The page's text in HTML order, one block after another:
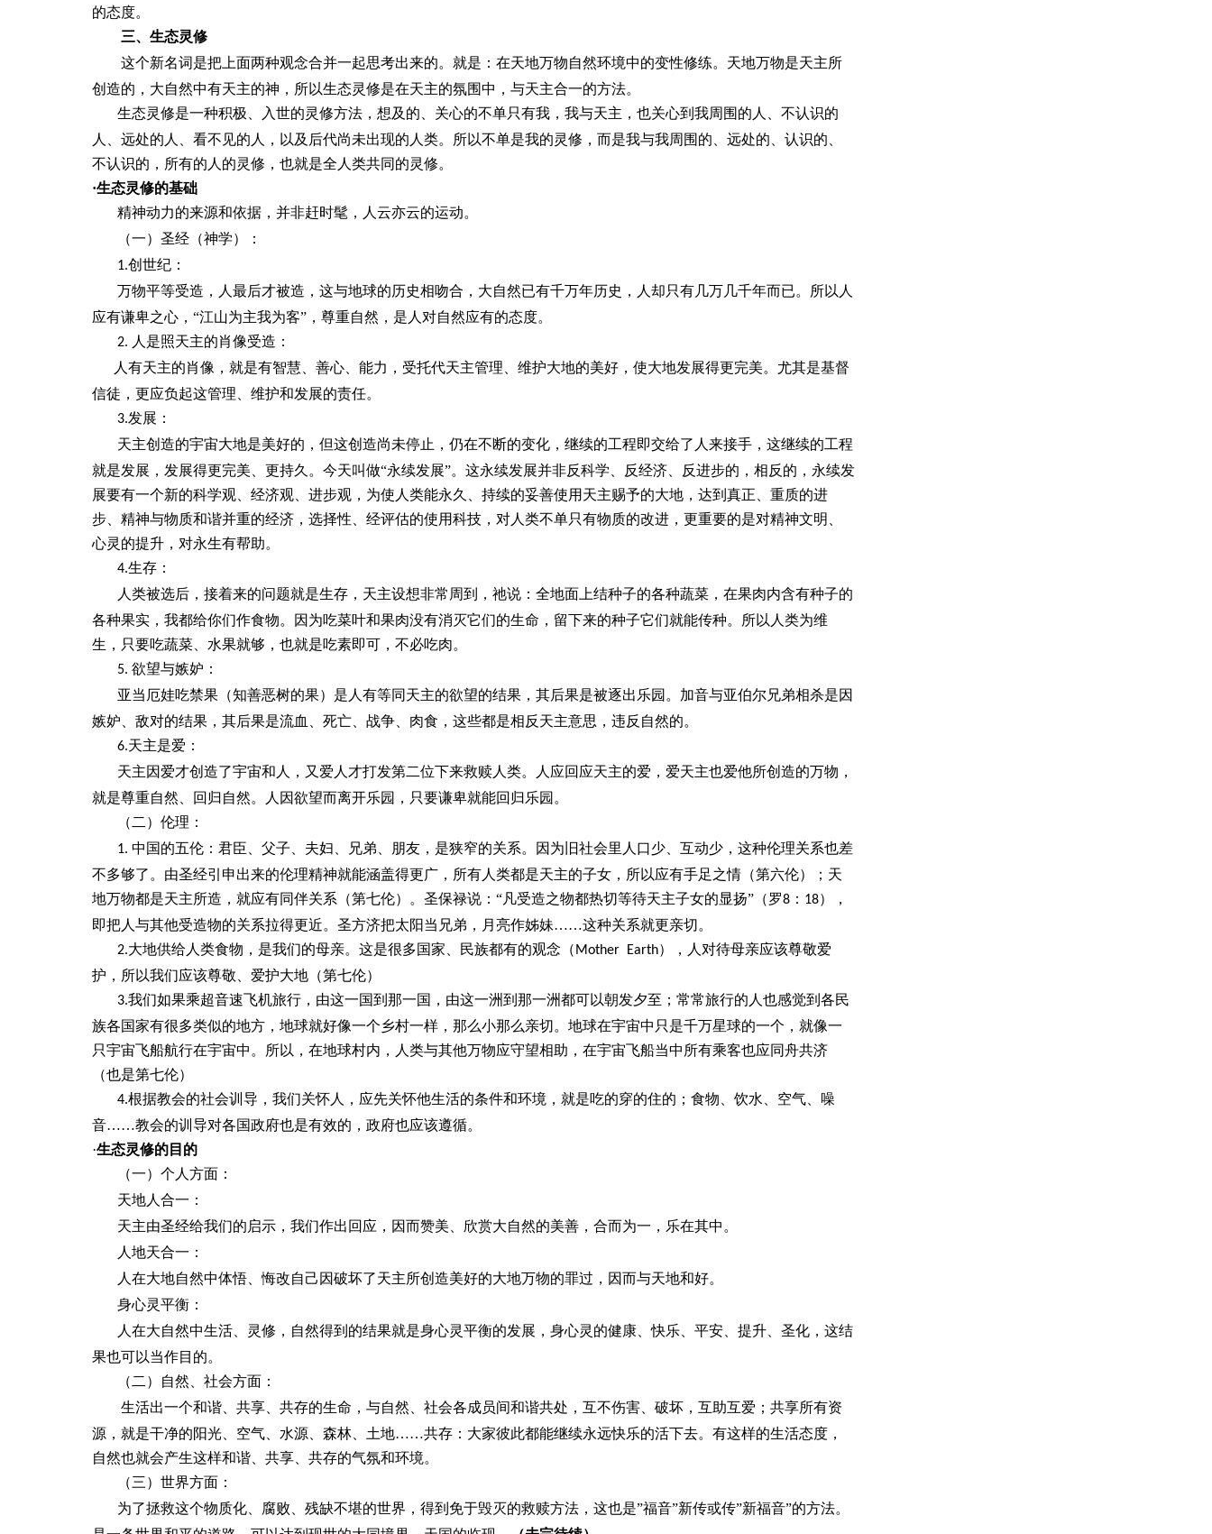
的态度。
三、生态灵修
这个新名词是把上面两种观念合并一起思考出来的。就是：在天地万物自然环境中的变性修练。天地万物是天主所
创造的，大自然中有天主的神，所以生态灵修是在天主的氛围中，与天主合一的方法。
生态灵修是一种积极、入世的灵修方法，想及的、关心的不单只有我，我与天主，也关心到我周围的人、不认识的
人、远处的人、看不见的人，以及后代尚未出现的人类。所以不单是我的灵修，而是我与我周围的、远处的、认识的、
不认识的，所有的人的灵修，也就是全人类共同的灵修。
·生态灵修的基础
精神动力的来源和依据，并非赶时髦，人云亦云的运动。
（一）圣经（神学）：
1.创世纪：
万物平等受造，人最后才被造，这与地球的历史相吻合，大自然已有千万年历史，人却只有几万几千年而已。所以人
应有谦卑之心，“江山为主我为客”，尊重自然，是人对自然应有的态度。
2. 人是照天主的肖像受造：
人有天主的肖像，就是有智慧、善心、能力，受托代天主管理、维护大地的美好，使大地发展得更完美。尤其是基督
信徒，更应负起这管理、维护和发展的责任。
3.发展：
天主创造的宇宙大地是美好的，但这创造尚未停止，仍在不断的变化，继续的工程即交给了人来接手，这继续的工程
就是发展，发展得更完美、更持久。今天叫做“永续发展”。这永续发展并非反科学、反经济、反进步的，相反的，永续发
展要有一个新的科学观、经济观、进步观，为使人类能永久、持续的妥善使用天主赐予的大地，达到真正、重质的进
步、精神与物质和谐并重的经济，选择性、经评估的使用科技，对人类不单只有物质的改进，更重要的是对精神文明、
心灵的提升，对永生有帮助。
4.生存：
人类被选后，接着来的问题就是生存，天主设想非常周到，祂说：全地面上结种子的各种蔬菜，在果肉内含有种子的
各种果实，我都给你们作食物。因为吃菜叶和果肉没有消灭它们的生命，留下来的种子它们就能传种。所以人类为维
生，只要吃蔬菜、水果就够，也就是吃素即可，不必吃肉。
5. 欲望与嫉妒：
亚当厄娃吃禁果（知善恶树的果）是人有等同天主的欲望的结果，其后果是被逐出乐园。加音与亚伯尔兄弟相杀是因
嫉妒、敌对的结果，其后果是流血、死亡、战争、肉食，这些都是相反天主意思，违反自然的。
6.天主是爱：
天主因爱才创造了宇宙和人，又爱人才打发第二位下来救赎人类。人应回应天主的爱，爱天主也爱他所创造的万物，
就是尊重自然、回归自然。人因欲望而离开乐园，只要谦卑就能回归乐园。
（二）伦理：
1. 中国的五伦：君臣、父子、夫妇、兄弟、朋友，是狭窄的关系。因为旧社会里人口少、互动少，这种伦理关系也差
不多够了。由圣经引申出来的伦理精神就能涵盖得更广，所有人类都是天主的子女，所以应有手足之情（第六伦）；天
地万物都是天主所造，就应有同伴关系（第七伦）。圣保禄说：“凡受造之物都热切等待天主子女的显扬”（罗8 ： 18），
即把人与其他受造物的关系拉得更近。圣方济把太阳当兄弟，月亮作姊妹……这种关系就更亲切。
2.大地供给人类食物，是我们的母亲。这是很多国家、民族都有的观念（ Mother Earth），人对待母亲应该尊敬爱
护，所以我们应该尊敬、爱护大地（第七伦）
3.我们如果乘超音速飞机旅行，由这一国到那一国，由这一洲到那一洲都可以朝发夕至；常常旅行的人也感觉到各民
族各国家有很多类似的地方，地球就好像一个乡村一样，那么小那么亲切。地球在宇宙中只是千万星球的一个，就像一
只宇宙飞船航行在宇宙中。所以，在地球村内，人类与其他万物应守望相助，在宇宙飞船当中所有乘客也应同舟共济
（也是第七伦）
4.根据教会的社会训导，我们关怀人，应先关怀他生活的条件和环境，就是吃的穿的住的；食物、饮水、空气、噪
音……教会的训导对各国政府也是有效的，政府也应该遵循。
·生态灵修的目的
（一）个人方面：
天地人合一：
天主由圣经给我们的启示，我们作出回应，因而赞美、欣赏大自然的美善，合而为一，乐在其中。
人地天合一：
人在大地自然中体悟、悔改自己因破坏了天主所创造美好的大地万物的罪过，因而与天地和好。
身心灵平衡：
人在大自然中生活、灵修，自然得到的结果就是身心灵平衡的发展，身心灵的健康、快乐、平安、提升、圣化，这结
果也可以当作目的。
（二）自然、社会方面：
生活出一个和谐、共享、共存的生命，与自然、社会各成员间和谐共处，互不伤害、破坏，互助互爱；共享所有资
源，就是干净的阳光、空气、水源、森林、土地……共存：大家彼此都能继续永远快乐的活下去。有这样的生活态度，
自然也就会产生这样和谐、共享、共存的气氛和环境。
（三）世界方面：
为了拯救这个物质化、腐败、残缺不堪的世界，得到免于毁灭的救赎方法，这也是”福音”新传或传”新福音”的方法。